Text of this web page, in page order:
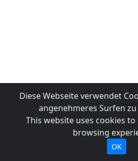
Diese Webseite verwendet
angenehmeres Surfen
This website uses cookies
browsing
OK